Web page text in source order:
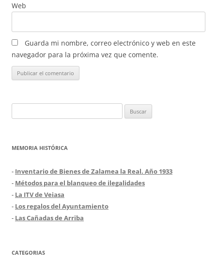
Web
Guarda mi nombre, correo electrónico y web en este
navegador para la próxima vez que comente.
MEMORIA HISTÓRICA
- Inventario de Bienes de Zalamea la Real. Año 1933
- Métodos para el blanqueo de ilegalidades
- La ITV de Veiasa
- Los regalos del Ayuntamiento
- Las Cañadas de Arriba
CATEGORIAS